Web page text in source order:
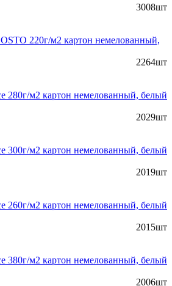
3008шт
220г/м2 картон немелованный,
2264шт
280г/м2 картон немелованный, белый
2029шт
300г/м2 картон немелованный, белый
2019шт
260г/м2 картон немелованный, белый
2015шт
380г/м2 картон немелованный, белый
2006шт